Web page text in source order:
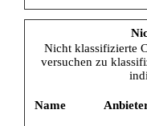
Nicht klassifizierte
versuchen zu
Name